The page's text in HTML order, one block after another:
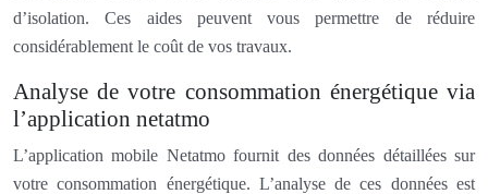
d’isolation. Ces aides peuvent vous permettre de réduire
considérablement le coût de vos travaux.
Analyse de votre consommation énergétique via
l’application netatmo
L’application mobile Netatmo fournit des données détaillées sur
votre consommation énergétique. L’analyse de ces données est